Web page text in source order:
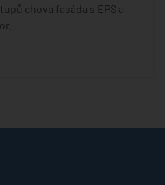
chová fasáda s EPS a